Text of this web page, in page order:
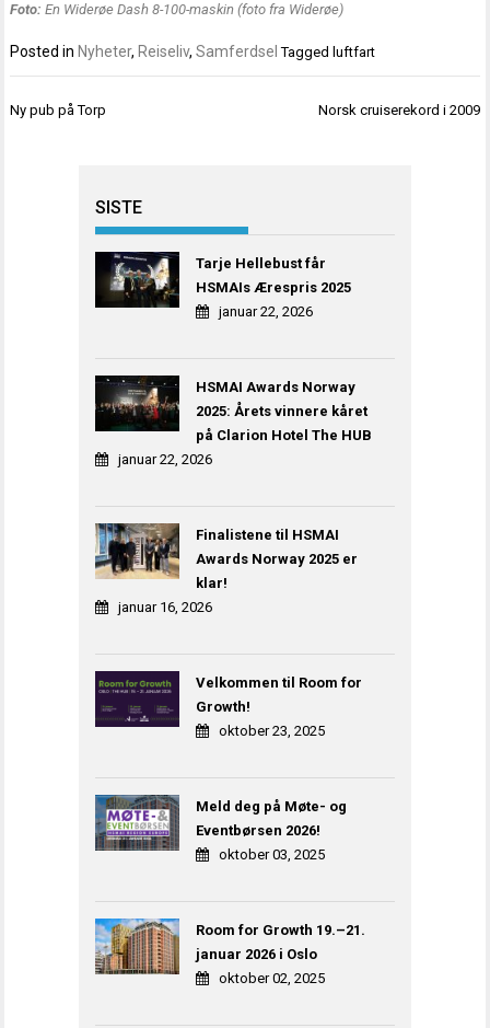
Foto: En Widerøe Dash 8-100-maskin (foto fra Widerøe)
Posted in Nyheter, Reiseliv,Samferdsel Tagged luftfart
Innleggsnavigasjon
Ny pub på Torp Norsk cruiserekord i 2009
SISTE
Tarje Hellebust får
HSMAIs Ærespris 2025
januar 22, 2026
HSMAI Awards Norway
2025: Årets vinnere kåret
på Clarion Hotel The HUB
januar 22, 2026
Finalistene til HSMAI
Awards Norway 2025 er
klar!
januar 16, 2026
Velkommen til Room for
Growth!
oktober 23, 2025
Meld deg på Møte- og
Eventbørsen 2026!
oktober 03, 2025
Room for Growth 19.–21.
januar 2026 i Oslo
oktober 02, 2025